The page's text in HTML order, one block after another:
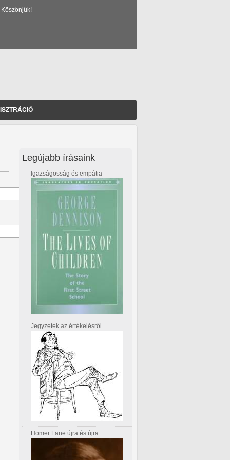
Legújabb írásaink
Igazságosság és empátia
Jegyzetek az értékelésről
Homer Lane újra és újra